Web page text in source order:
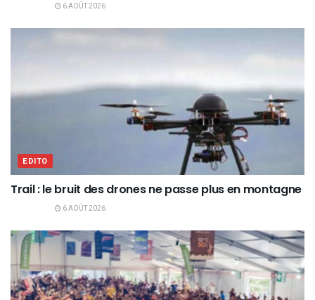
6 AOÛT 2026
EDITO
Trail : le bruit des drones ne passe plus en montagne
6 AOÛT 2026